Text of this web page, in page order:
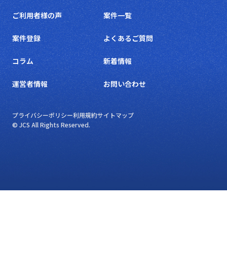
ご利用者様の声 案件一覧
案件登録 よくあるご質問
コラム 新着情報
運営者情報 お問い合わせ
© JCS All Rights Reserved.
プライバシーポリシー利用規約サイトマップ